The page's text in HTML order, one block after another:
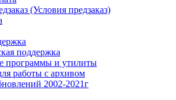
(Условия предзаказ)
поддержка
программы и утилиты
работы с архивом
2002-2021г